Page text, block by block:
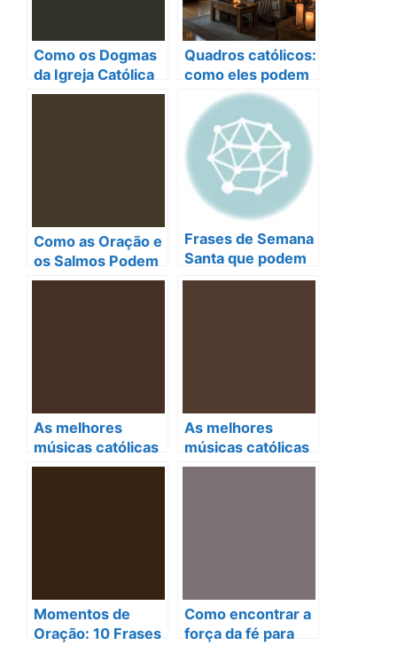
Como os Dogmas
da Igreja Católica
Podem Fortalecer
Quadros católicos:
como eles podem
renovar sua fé e
fortalecer suas
orações
Como as Oração e
os Salmos Podem
Fortalecer Seu
Frases de Semana
Santa que podem
transformar sua
As melhores
músicas católicas
que tocam a alma
As melhores
músicas católicas
para tocar seu
Momentos de
Oração: 10 Frases
Como encontrar a
força da fé para